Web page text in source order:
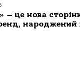
– це нова
народжений